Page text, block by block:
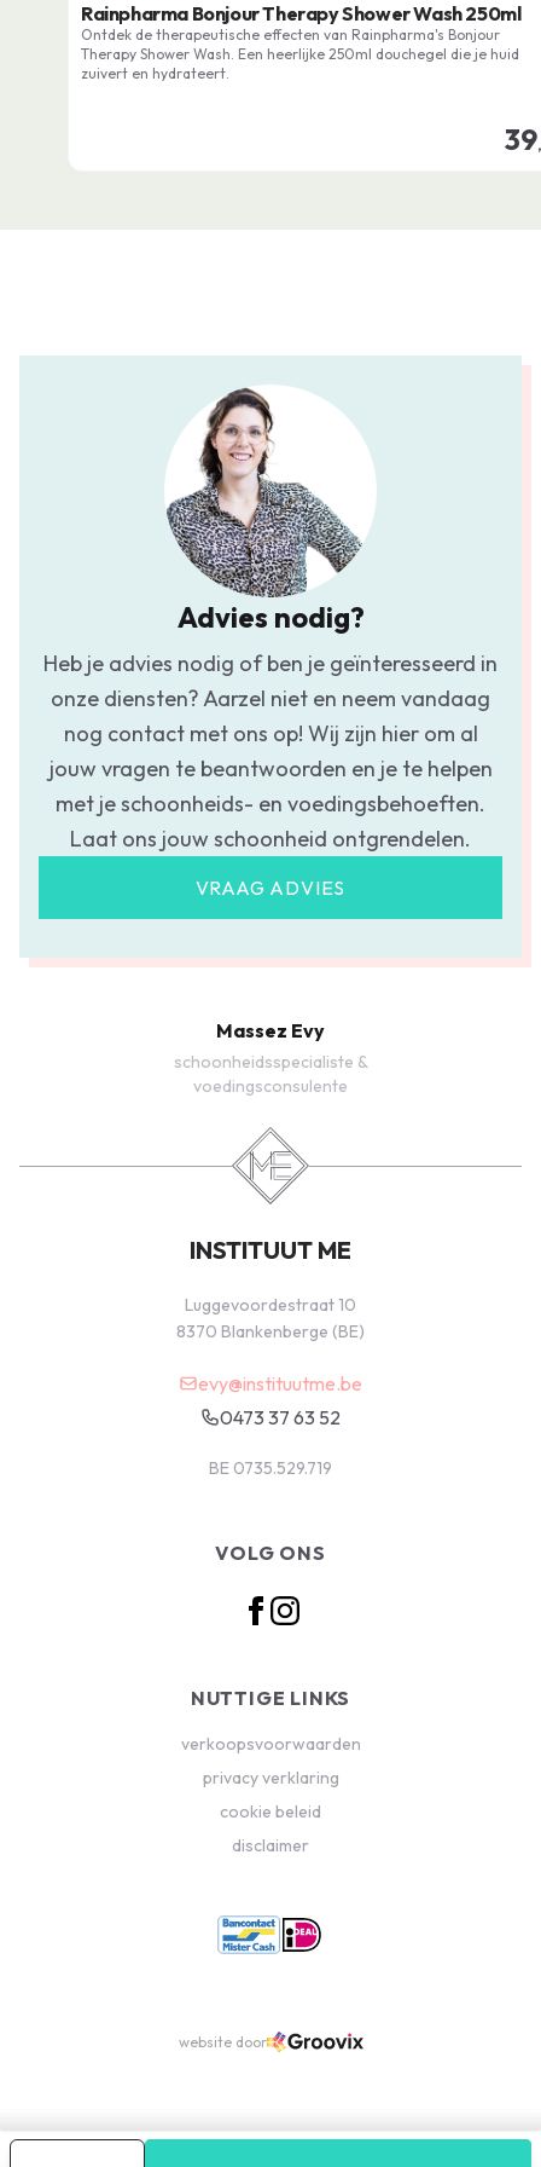
Rainpharma Bonjour Therapy Shower Wash 250ml
Ontdek de therapeutische effecten van Rainpharma's Bonjour
Therapy Shower Wash. Een heerlijke 250ml douchegel die je huid
zuivert en hydrateert.
39
Advies nodig?
Heb je advies nodig of ben je geïnteresseerd in
onze diensten? Aarzel niet en neem vandaag
nog contact met ons op! Wij zijn hier om al
jouw vragen te beantwoorden en je te helpen
met je schoonheids- en voedingsbehoeften.
Laat ons jouw schoonheid ontgrendelen.
VRAAG ADVIES
Massez Evy
schoonheidsspecialiste &
voedingsconsulente
INSTITUUT ME
Luggevoordestraat 10
8370 Blankenberge (BE)
evy@instituutme.be
0473 37 63 52
BE 0735.529.719
VOLG ONS
NUTTIGE LINKS
verkoopsvoorwaarden
privacy verklaring
cookie beleid
disclaimer
website door